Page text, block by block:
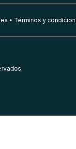
Términos y